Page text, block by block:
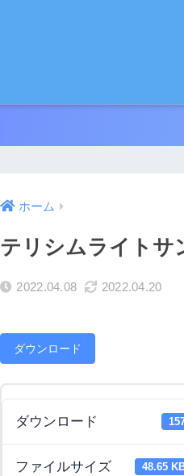
ホーム
テリシムライト
2022.04.08 2022.04.20
ダウンロード
ダウンロード
ファイルサイズ 48.65